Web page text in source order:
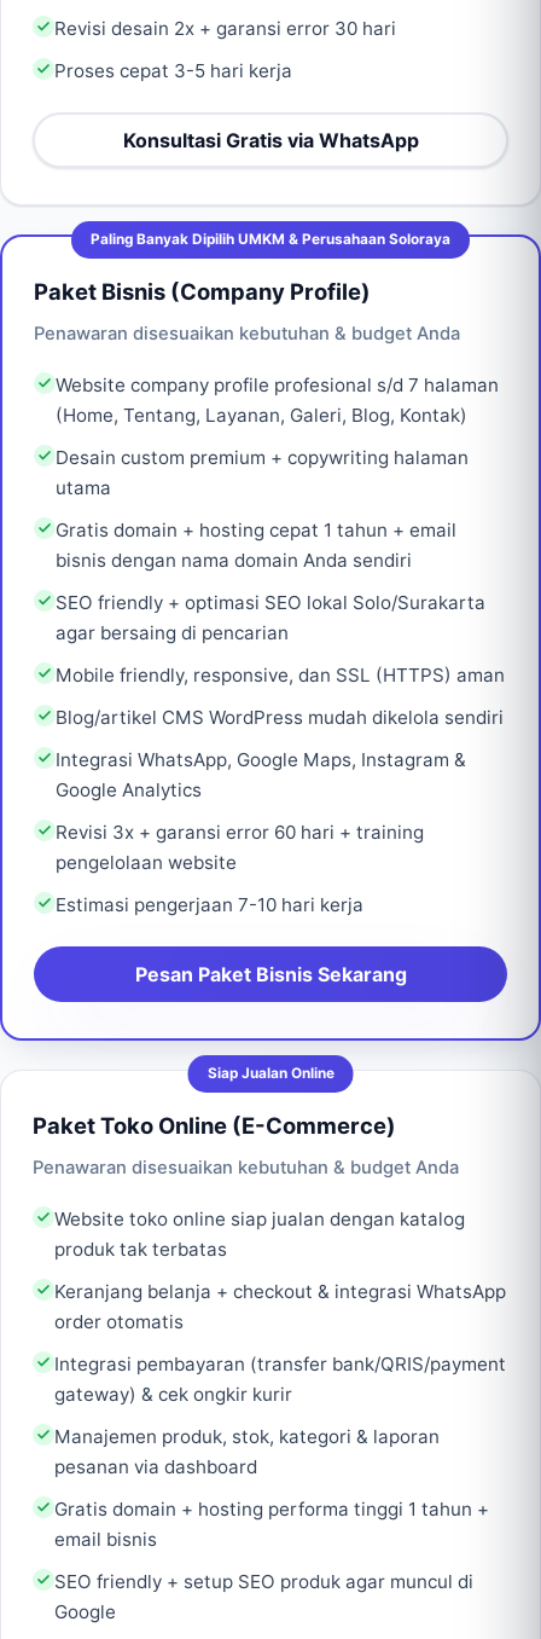
Revisi desain 2x + garansi error 30 hari
Proses cepat 3-5 hari kerja
Konsultasi Gratis via WhatsApp
Paling Banyak Dipilih UMKM & Perusahaan Soloraya
Paket Bisnis (Company Profile)
Penawaran disesuaikan kebutuhan & budget Anda
Website company profile profesional s/d 7 halaman
(Home, Tentang, Layanan, Galeri, Blog, Kontak)
Desain custom premium + copywriting halaman
utama
Gratis domain + hosting cepat 1 tahun + email
bisnis dengan nama domain Anda sendiri
SEO friendly + optimasi SEO lokal Solo/Surakarta
agar bersaing di pencarian
Mobile friendly, responsive, dan SSL (HTTPS) aman
Blog/artikel CMS WordPress mudah dikelola sendiri
Integrasi WhatsApp, Google Maps, Instagram &
Google Analytics
Revisi 3x + garansi error 60 hari + training
pengelolaan website
Estimasi pengerjaan 7-10 hari kerja
Pesan Paket Bisnis Sekarang
Siap Jualan Online
Paket Toko Online (E-Commerce)
Penawaran disesuaikan kebutuhan & budget Anda
Website toko online siap jualan dengan katalog
produk tak terbatas
Keranjang belanja + checkout & integrasi WhatsApp
order otomatis
Integrasi pembayaran (transfer bank/QRIS/payment
gateway) & cek ongkir kurir
Manajemen produk, stok, kategori & laporan
pesanan via dashboard
Gratis domain + hosting performa tinggi 1 tahun +
email bisnis
SEO friendly + setup SEO produk agar muncul di
Google